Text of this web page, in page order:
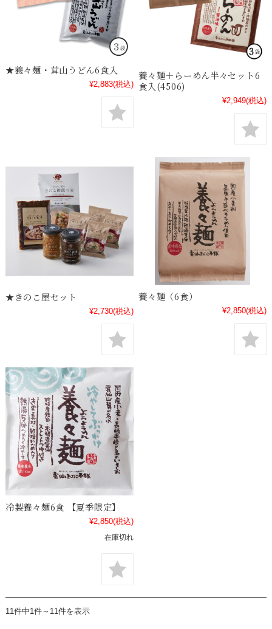
★養々麺・茸山うどん6食入
¥2,883(税込)
養々麺＋らーめん半々セット6
食入(4506)
¥2,949(税込)
★きのこ屋セット
¥2,730(税込)
養々麺（6食）
¥2,850(税込)
冷製養々麺6食 【夏季限定】
¥2,850(税込)
在庫切れ
11件中1件～11件を表示